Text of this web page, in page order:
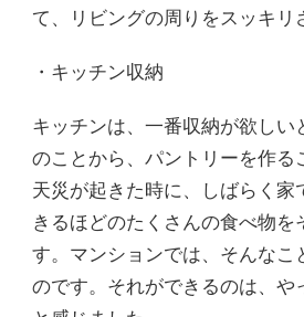
て、リビングの周りをスッキリ
・キッチン収納
キッチンは、一番収納が欲しい
のことから、パントリーを作る
天災が起きた時に、しばらく家
きるほどのたくさんの食べ物を
す。マンションでは、そんなこ
のです。それができるのは、や